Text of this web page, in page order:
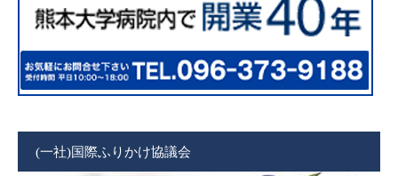
(一社)国際ふりかけ協議会